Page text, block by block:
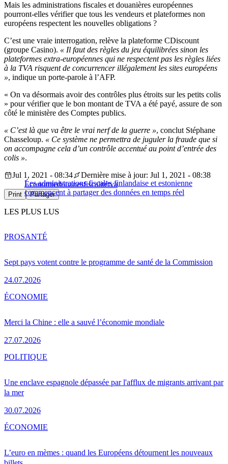
Mais les administrations fiscales et douanières européennes
pourront-elles vérifier que tous les vendeurs et plateformes non
européens respectent les nouvelles obligations ?
C’est une vraie interrogation, relève la plateforme CDiscount
(groupe Casino). « Il faut des règles du jeu équilibrées sinon les
plateformes extra-européennes qui ne respectent pas les règles liées
à la TVA risquent de concurrencer illégalement les sites européens
», indique un porte-parole à l’AFP.
« On va désormais avoir des contrôles plus étroits sur les petits colis
» pour vérifier que le bon montant de TVA a été payé, assure de son
côté le ministère des Comptes publics.
« C’est là que va être le vrai nerf de la guerre », conclut Stéphane
Chasseloup. « Ce système ne permettra de juguler la fraude que si
on accompagne cela d’un contrôle accentué au point d’entrée des
colis ».
Les administrations fiscales finlandaise et estonienne
commencent à partager des données en temps réel
Jul 1, 2021 - 08:34
Dernière mise à jour: Jul 1, 2021 - 08:38
Économiedouanesfiscalitétva
Print Partager
LES PLUS LUS
Sept pays votent contre le programme de santé de la Commission
24.07.2026
PROSANTÉ
Merci la Chine : elle a sauvé l’économie mondiale
27.07.2026
ÉCONOMIE
Une enclave espagnole dépassée par l'afflux de migrants arrivant par
la mer
30.07.2026
POLITIQUE
L’euro en mèmes : quand les Européens détournent les nouveaux
ÉCONOMIE